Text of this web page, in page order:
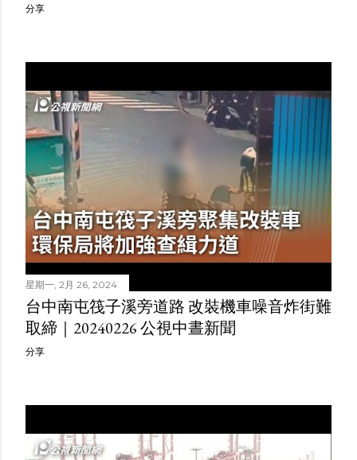
分享
星期一, 2月 26, 2024
台中南屯筏子溪旁道路 改裝機車噪音炸街難
取締｜20240226 公視中晝新聞
分享